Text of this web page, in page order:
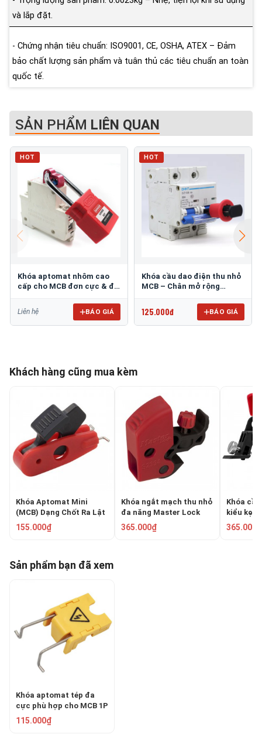
và lắp đặt.
- Chứng nhận tiêu chuẩn: ISO9001, CE, OSHA, ATEX – Đảm
bảo chất lượng sản phẩm và tuân thủ các tiêu chuẩn an toàn
quốc tế.
SẢN PHẨM LIÊN QUAN
HOT
Khóa aptomat nhôm cao
cấp cho MCB đơn cực & đa
Liên hệ BÁO GIÁ
HOT
Khóa cầu dao điện thu nhỏ
MCB – Chân mở rộng
PROLOCKEY POW
125.000đ BÁO GIÁ
Khách hàng cũng mua kèm
Khóa Aptomat Mini
(MCB) Dạng Chốt Ra Lật
11mm PROLOCKEY POT
155.000₫
Khóa ngắt mạch thu nhỏ
đa năng Master Lock
S2394
365.000₫
Khóa
kiểu kẹp
Master
365.000₫
Sản phẩm bạn đã xem
Khóa aptomat tép đa
cực phù hợp cho MCB 1P
đến 4P PROLOCKEY
CBL81
115.000₫